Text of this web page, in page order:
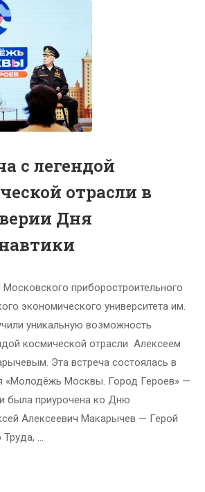
с легендой
отрасли в
Дня
Московского приборостроительного
экономического университета им.
уникальную возможность
космической отрасли Алексеем
Эта встреча состоялась в
«Молодёжь Москвы. Город Героев» —
была приурочена ко Дню
Алексеевич Макарычев — Герой
Труда, …